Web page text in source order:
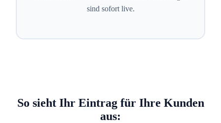
sind sofort live.
So sieht Ihr Eintrag für Ihre Kunden
aus: